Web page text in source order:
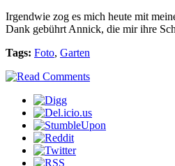
Irgendwie zog es mich heute mit
Dank gebührt Annick, die mir ihre
Tags: Foto, Garten